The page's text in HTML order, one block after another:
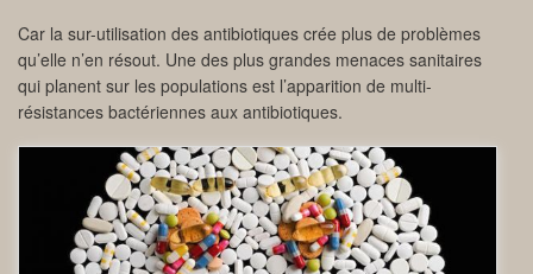
Car la sur-utilisation des antibiotiques crée plus de problèmes
qu’elle n’en résout. Une des plus grandes menaces sanitaires
qui planent sur les populations est l’apparition de multi-
résistances bactériennes aux antibiotiques.